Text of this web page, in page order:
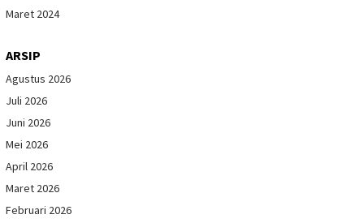
Maret 2024
ARSIP
Agustus 2026
Juli 2026
Juni 2026
Mei 2026
April 2026
Maret 2026
Februari 2026